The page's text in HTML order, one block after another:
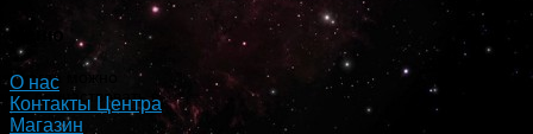
когда можно
поучаствовать в
Меню
О нас
Контакты Центра
Магазин